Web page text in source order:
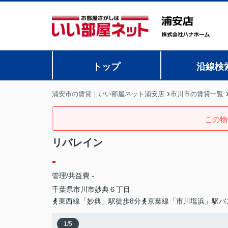
トップ 沿線検
浦安市の賃貸｜いい部屋ネット浦安店 市川市の賃貸一覧
この
リバレイン
-
管理/共益費 -
千葉県市川市妙典６丁目
東西線「妙典」駅徒歩8分
京葉線「市川塩浜」駅
1/5